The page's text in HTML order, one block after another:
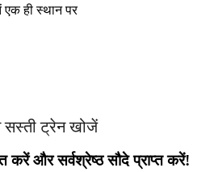
ही स्थान पर
सस्ती ट्रेन खोजें
करें और सर्वश्रेष्ठ सौदे प्राप्त करें!